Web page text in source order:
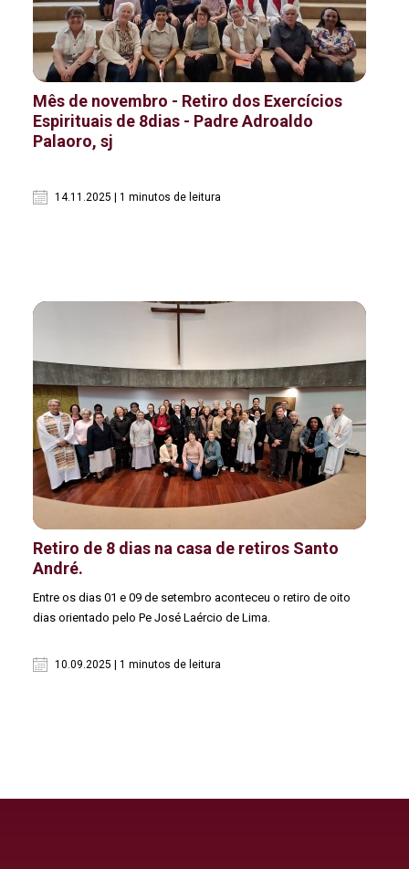
Mês de novembro - Retiro dos Exercícios
Espirituais de 8dias - Padre Adroaldo
Palaoro, sj
14.11.2025 | 1 minutos de leitura
Retiro de 8 dias na casa de retiros Santo
André.
Entre os dias 01 e 09 de setembro aconteceu o retiro de oito
dias orientado pelo Pe José Laércio de Lima.
10.09.2025 | 1 minutos de leitura